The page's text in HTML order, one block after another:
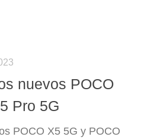
nuevos POCO
Pro 5G
POCO X5 5G y POCO